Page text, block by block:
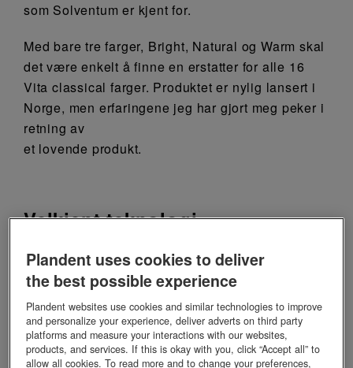
som Solventum er kjent for.
Med bare tre farger, Bright, Natural og Warm skal
det være enkelt å finne en erstatter for alle 16
Vita classical farger. Produktet er nylig lansert i
Norge, men erfaringene jeg har gjort meg peker i
retning av
et lovende produkt.
Velkjent teknologi
Filtek Easy Match baserer seg på den samme
nanoteknologien som andre av Solventum sine
velkjente og populære Filtek Dentale
kompositter. Kompositten er fast i konsistensen
som Filtek Supreme XTE universal kompositt.
Dersom man liker en mer viskøs kompositt, kan
Plandent uses cookies to deliver
the best possible experience
Plandent websites use cookies and similar technologies to improve
and personalize your experience, deliver adverts on third party
platforms and measure your interactions with our websites,
products, and services. If this is okay with you, click “Accept all” to
allow all cookies. To read more and to change your preferences,